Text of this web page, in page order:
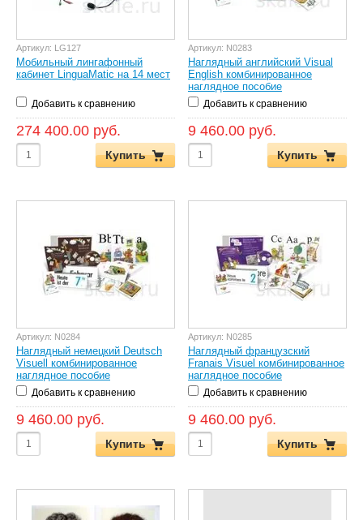
Артикул: LG127
Мобильный лингафонный
кабинет LinguaMatic на 14 мест
Добавить к сравнению
274 400.00 руб.
Купить
Артикул: N0283
Наглядный английский Visual
English комбинированное
наглядное пособие
Добавить к сравнению
9 460.00 руб.
Купить
Артикул: N0284
Наглядный немецкий Deutsch
Visuell комбинированное
наглядное пособие
Добавить к сравнению
9 460.00 руб.
Купить
Артикул: N0285
Наглядный французский
Franais Visuel комбинированное
наглядное пособие
Добавить к сравнению
9 460.00 руб.
Купить